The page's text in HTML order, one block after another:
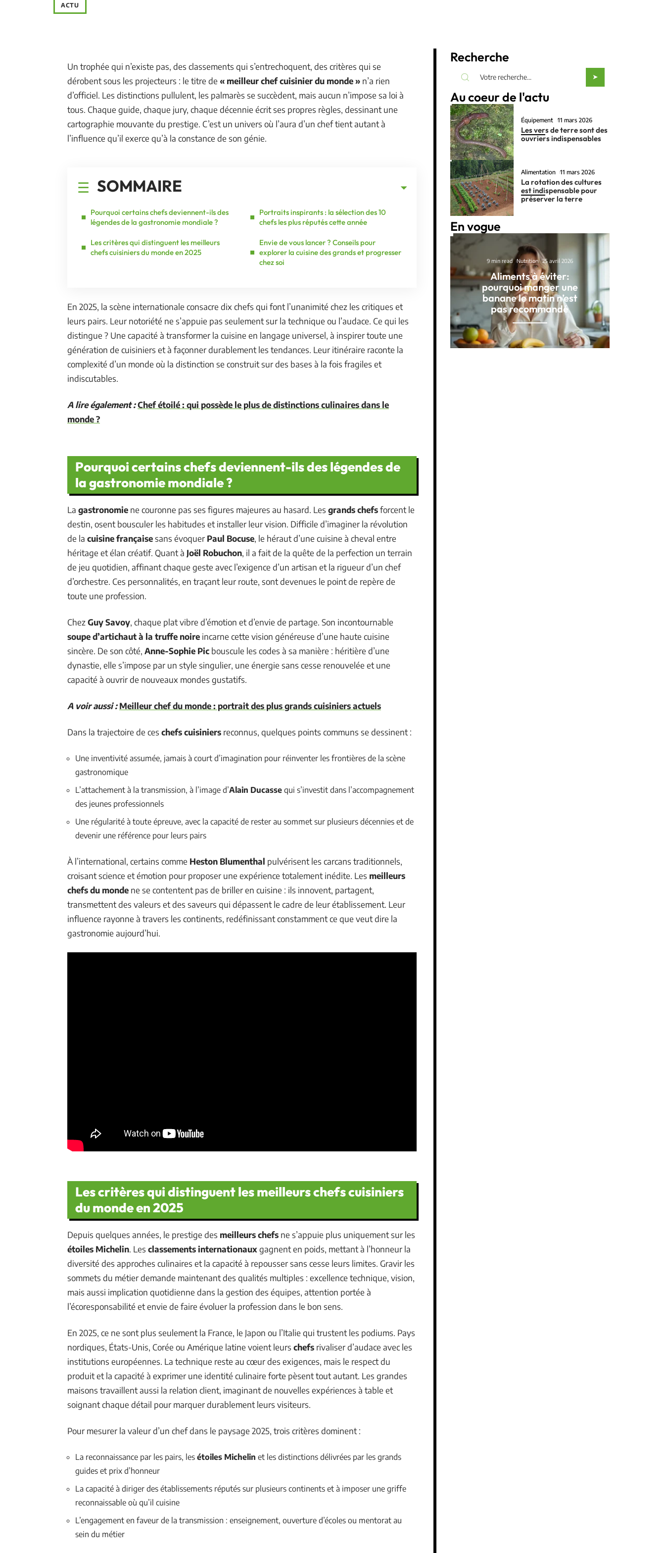
ACTU
Un trophée qui n’existe pas, des classements qui s’entrechoquent, des critères qui se
dérobent sous les projecteurs : le titre de « meilleur chef cuisinier du monde » n’a rien
d’officiel. Les distinctions pullulent, les palmarès se succèdent, mais aucun n’impose sa loi à
tous. Chaque guide, chaque jury, chaque décennie écrit ses propres règles, dessinant une
cartographie mouvante du prestige. C’est un univers où l’aura d’un chef tient autant à
l’influence qu’il exerce qu’à la constance de son génie.
SOMMAIRE
Pourquoi certains chefs deviennent-ils des
légendes de la gastronomie mondiale ?
Les critères qui distinguent les meilleurs
chefs cuisiniers du monde en 2025
Portraits inspirants : la sélection des 10
chefs les plus réputés cette année
Envie de vous lancer ? Conseils pour
explorer la cuisine des grands et progresser
chez soi
En 2025, la scène internationale consacre dix chefs qui font l’unanimité chez les critiques et
leurs pairs. Leur notoriété ne s’appuie pas seulement sur la technique ou l’audace. Ce qui les
distingue ? Une capacité à transformer la cuisine en langage universel, à inspirer toute une
génération de cuisiniers et à façonner durablement les tendances. Leur itinéraire raconte la
complexité d’un monde où la distinction se construit sur des bases à la fois fragiles et
indiscutables.
A lire également :Chef étoilé : qui possède le plus de distinctions culinaires dans le
monde ?
Pourquoi certains chefs deviennent-ils des légendes de
la gastronomie mondiale ?
La gastronomie ne couronne pas ses figures majeures au hasard. Les grands chefsforcent le
destin, osent bousculer les habitudes et installer leur vision. Difficile d’imaginer la révolution
de la cuisine françaisesans évoquer Paul Bocuse, le héraut d’une cuisine à cheval entre
héritage et élan créatif. Quant à Joël Robuchon, il a fait de la quête de la perfection un terrain
de jeu quotidien, affinant chaque geste avec l’exigence d’un artisan et la rigueur d’un chef
d’orchestre. Ces personnalités, en traçant leur route, sont devenues le point de repère de
toute une profession.
ChezGuy Savoy, chaque plat vibre d’émotion et d’envie de partage. Son incontournable
soupe d’artichaut à la truffe noire incarne cette vision généreuse d’une haute cuisine
sincère. De son côté, Anne-Sophie Pic bouscule les codes à sa manière : héritière d’une
dynastie, elle s’impose par un style singulier, une énergie sans cesse renouvelée et une
capacité à ouvrir de nouveaux mondes gustatifs.
A voir aussi : Meilleur chef du monde : portrait des plus grands cuisiniers actuels
Dans la trajectoire de ces chefs cuisiniers reconnus, quelques points communs se dessinent :
Une inventivité assumée, jamais à court d’imagination pour réinventer les frontières de la scène
gastronomique
L’attachement à la transmission, à l’image d’Alain Ducasse qui s’investit dans l’accompagnement
des jeunes professionnels
Une régularité à toute épreuve, avec la capacité de rester au sommet sur plusieurs décennies et de
devenir une référence pour leurs pairs
À l’international, certains comme Heston Blumenthal pulvérisent les carcans traditionnels,
croisant science et émotion pour proposer une expérience totalement inédite. Les meilleurs
chefs du monde ne se contentent pas de briller en cuisine : ils innovent, partagent,
transmettent des valeurs et des saveurs qui dépassent le cadre de leur établissement. Leur
influence rayonne à travers les continents, redéfinissant constamment ce que veut dire la
gastronomie aujourd’hui.
Les critères qui distinguent les meilleurs chefs cuisiniers
du monde en 2025
Depuis quelques années, le prestige des meilleurs chefs ne s’appuie plus uniquement sur les
étoiles Michelin. Les classements internationauxgagnent en poids, mettant à l’honneur la
diversité des approches culinaires et la capacité à repousser sans cesse leurs limites. Gravir les
sommets du métier demande maintenant des qualités multiples : excellence technique, vision,
mais aussi implication quotidienne dans la gestion des équipes, attention portée à
l’écoresponsabilité et envie de faire évoluer la profession dans le bon sens.
En 2025, ce ne sont plus seulement la France, le Japon ou l’Italie qui trustent les podiums. Pays
nordiques, États-Unis, Corée ou Amérique latine voient leurs chefs rivaliser d’audace avec les
institutions européennes. La technique reste au cœur des exigences, mais le respect du
produit et la capacité à exprimer une identité culinaire forte pèsent tout autant. Les grandes
maisons travaillent aussi la relation client, imaginant de nouvelles expériences à table et
soignant chaque détail pour marquer durablement leurs visiteurs.
Pour mesurer la valeur d’un chef dans le paysage 2025, trois critères dominent :
La reconnaissance par les pairs, les étoiles Michelin et les distinctions délivrées par les grands
guides et prix d’honneur
La capacité à diriger des établissements réputés sur plusieurs continents et à imposer une griffe
reconnaissable où qu’il cuisine
L’engagement en faveur de la transmission : enseignement, ouverture d’écoles ou mentorat au
sein du métier
Recherche
Au coeur de l'actu
Équipement 11 mars 2026
Les vers de terre sont des
ouvriers indispensables
Alimentation 11 mars 2026
La rotation des cultures
est indispensable pour
préserver la terre
En vogue
9 min read Nutrition 25 avril 2026
Aliments à éviter:
pourquoi manger une
banane le matin n’est
pas recommandé